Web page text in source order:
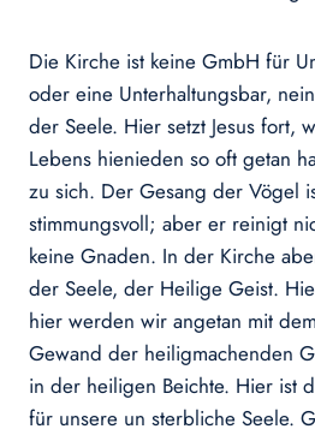
Die Kirche ist keine GmbH für
oder eine Unterhaltungsbar,
der Seele. Hier setzt Jesus fort,
Lebens hienieden so oft getan
zu sich. Der Gesang der Vögel
stimmungsvoll; aber er reinigt
keine Gnaden. In der Kirche
der Seele, der Heilige Geist.
hier werden wir angetan mit
Gewand der heiligmachenden
in der heiligen Beichte. Hier ist
für unsere un sterbliche Seele.